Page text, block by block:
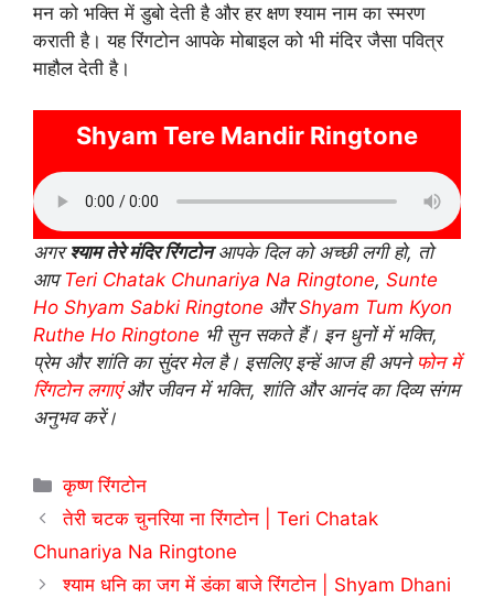
मन को भक्ति में डुबो देती है और हर क्षण श्याम नाम का स्मरण
कराती है। यह रिंगटोन आपके मोबाइल को भी मंदिर जैसा पवित्र
माहौल देती है।
Shyam Tere Mandir Ringtone
अगरश्याम तेरे मंदिर रिंगटोनआपके दिल को अच्छी लगी हो, तो
आप Teri Chatak Chunariya Na Ringtone, Sunte
Ho Shyam Sabki Ringtone औरShyam Tum Kyon
Ruthe Ho Ringtone भी सुन सकते हैं। इन धुनों में भक्ति,
प्रेम और शांति का सुंदर मेल है। इसलिए इन्हें आज ही अपनेफोन में
रिंगटोन लगाएंऔर जीवन में भक्ति, शांति और आनंद का दिव्य संगम
अनुभव करें।
Categories
कृष्ण रिंगटोन
तेरी चटक चुनरिया ना रिंगटोन | Teri Chatak
Chunariya Na Ringtone
श्याम धनि का जग में डंका बाजे रिंगटोन | Shyam Dhani